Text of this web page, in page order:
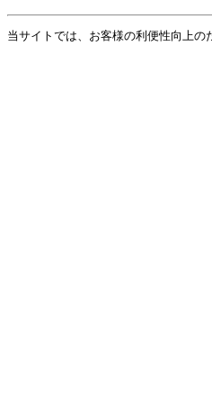
当サイトでは、お客様の利便性向上の